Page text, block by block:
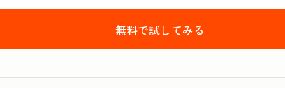
無料で試してみる